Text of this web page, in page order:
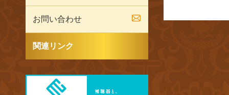
お問い合わせ
関連リンク